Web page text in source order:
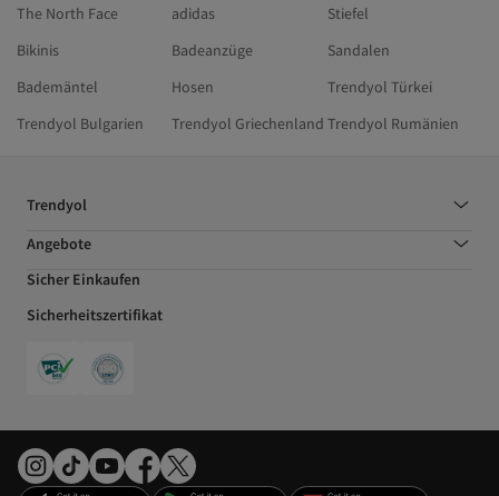
The North Face
adidas
Stiefel
Bikinis
Badeanzüge
Sandalen
Bademäntel
Hosen
Trendyol Türkei
Trendyol Bulgarien
Trendyol Griechenland Trendyol Rumänien
Trendyol
Angebote
Sicher Einkaufen
Sicherheitszertifikat